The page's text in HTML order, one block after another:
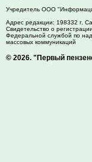
Учредитель ООО
Адрес редакции: 198332 г.
Свидетельство о
Федеральной службой по
массовых коммуникаций
© 2026. "Первый